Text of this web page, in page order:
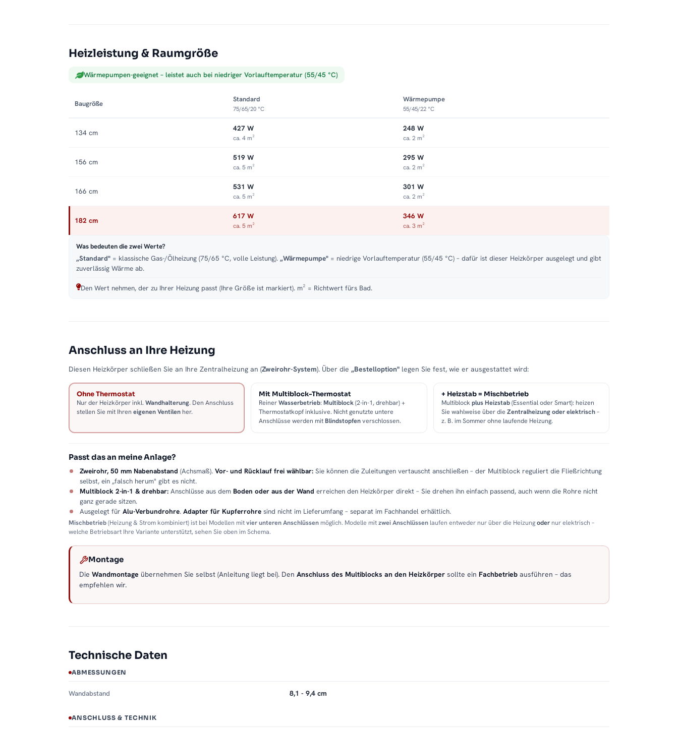
Heizleistung & Raumgröße
Wärmepumpen-geeignet – leistet auch bei niedriger Vorlauftemperatur (55/45 °C)
Baugröße
Standard
75/65/20 °C
Wärmepumpe
55/45/22 °C
134 cm 427 W
ca. 4 m²
248 W
ca. 2 m²
156 cm 519 W
ca. 5 m²
295 W
ca. 2 m²
166 cm 531 W
ca. 5 m²
301 W
ca. 2 m²
182 cm 617 W
ca. 5 m²
346 W
ca. 3 m²
Was bedeuten die zwei Werte?
„Standard" = klassische Gas-/Ölheizung (75/65 °C, volle Leistung). „Wärmepumpe" = niedrige Vorlauftemperatur (55/45 °C) – dafür ist dieser Heizkörper ausgelegt und gibt
zuverlässig Wärme ab.
Den Wert nehmen, der zu Ihrer Heizung passt (Ihre Größe ist markiert). m² = Richtwert fürs Bad.
Anschluss an Ihre Heizung
Diesen Heizkörper schließen Sie an Ihre Zentralheizung an (Zweirohr-System). Über die „Bestelloption" legen Sie fest, wie er ausgestattet wird:
Ohne Thermostat
Nur der Heizkörper inkl. Wandhalterung. Den Anschluss
stellen Sie mit Ihren eigenen Ventilen her.
Mit Multiblock-Thermostat
ReinerWasserbetrieb:Multiblock(2-in-1, drehbar) +
Thermostatkopf inklusive. Nicht genutzte untere
Anschlüsse werden mitBlindstopfenverschlossen.
+ Heizstab = Mischbetrieb
Multiblock plus Heizstab(Essential oder Smart): heizen
Sie wahlweise über die Zentralheizung oder elektrisch–
z. B. im Sommer ohne laufende Heizung.
Passt das an meine Anlage?
Zweirohr, 50 mm Nabenabstand (Achsmaß). Vor- und Rücklauf frei wählbar: Sie können die Zuleitungen vertauscht anschließen – der Multiblock reguliert die Fließrichtung
selbst, ein „falsch herum" gibt es nicht.
Multiblock 2-in-1 & drehbar: Anschlüsse aus dem Boden oder aus der Wand erreichen den Heizkörper direkt – Sie drehen ihn einfach passend, auch wenn die Rohre nicht
ganz gerade sitzen.
Ausgelegt für Alu-Verbundrohre. Adapter für Kupferrohre sind nicht im Lieferumfang – separat im Fachhandel erhältlich.
Mischbetrieb(Heizung & Strom kombiniert) ist bei Modellen mitvier unteren Anschlüssen möglich. Modelle mitzwei Anschlüssen laufen entweder nur über die Heizungoder nur elektrisch –
welche Betriebsart Ihre Variante unterstützt, sehen Sie oben im Schema.
Montage
Die Wandmontage übernehmen Sie selbst (Anleitung liegt bei). Den Anschluss des Multiblocks an den Heizkörper sollte ein Fachbetrieb ausführen – das
empfehlen wir.
Technische Daten
ABMESSUNGEN
Wandabstand 8,1 - 9,4 cm
ANSCHLUSS & TECHNIK